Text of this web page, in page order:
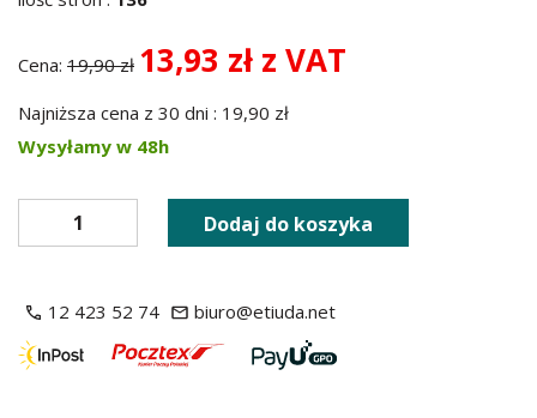
Cena: 19,90 zł 13,93 zł z VAT
Najniższa cena z 30 dni : 19,90 zł
Wysyłamy w 48h
Dodaj do koszyka
12 423 52 74 biuro@etiuda.net